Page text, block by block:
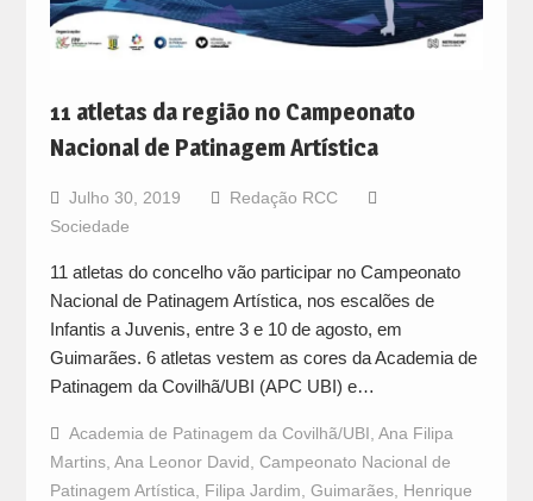
11 atletas da região no Campeonato
Nacional de Patinagem Artística
Julho 30, 2019
Redação RCC
Sociedade
11 atletas do concelho vão participar no Campeonato
Nacional de Patinagem Artística, nos escalões de
Infantis a Juvenis, entre 3 e 10 de agosto, em
Guimarães. 6 atletas vestem as cores da Academia de
Patinagem da Covilhã/UBI (APC UBI) e…
Academia de Patinagem da Covilhã/UBI Ana Filipa
Martins, Ana Leonor David Campeonato Nacional de
Patinagem Artística
Filipa Jardim Guimarães, Henrique